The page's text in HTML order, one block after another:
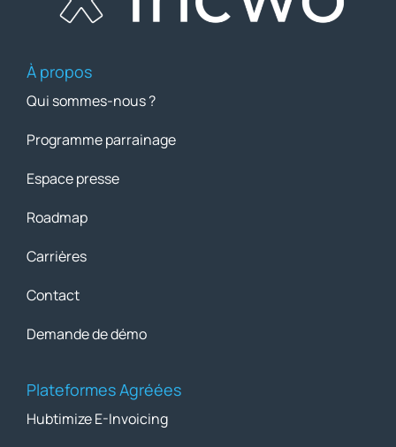
À propos
Qui sommes-nous ?
Programme parrainage
Espace presse
Roadmap
Carrières
Contact
Demande de démo
Plateformes Agréées
Hubtimize E-Invoicing